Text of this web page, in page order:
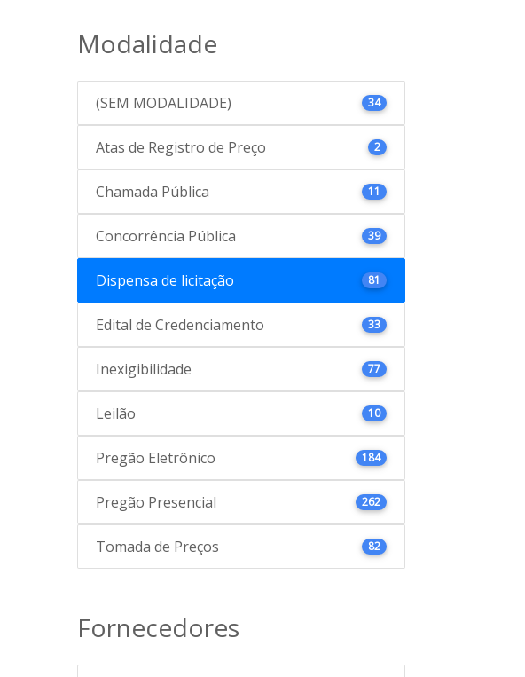
Modalidade
(SEM MODALIDADE) 34
Atas de Registro de Preço 2
Chamada Pública 11
Concorrência Pública 39
Dispensa de licitação 81
Edital de Credenciamento 33
Inexigibilidade 77
Leilão 10
Pregão Eletrônico 184
Pregão Presencial 262
Tomada de Preços 82
Fornecedores